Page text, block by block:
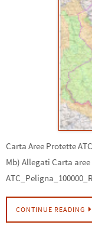
Carta Aree Protette
Mb) Allegati Carta
CONTINUE READING